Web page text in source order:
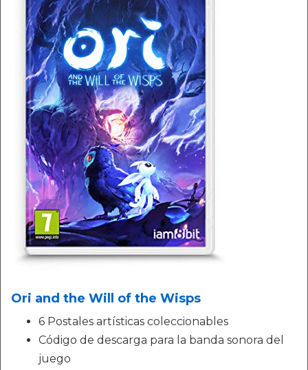
Ori and the Will of the Wisps
6 Postales artísticas coleccionables
Código de descarga para la banda sonora del
juego